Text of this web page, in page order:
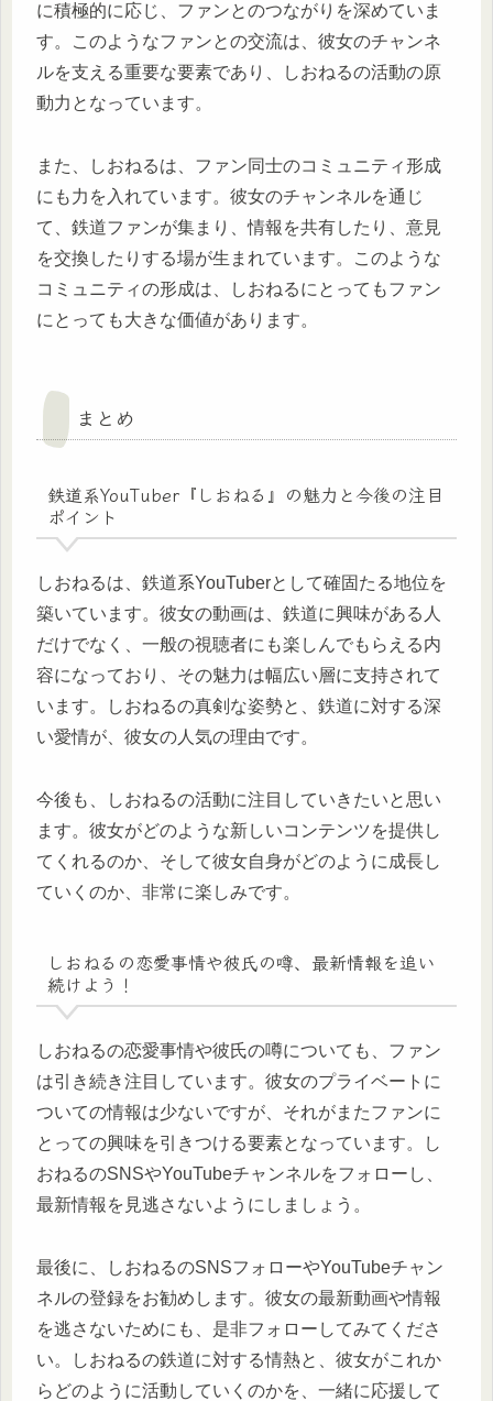
に積極的に応じ、ファンとのつながりを深めていま
す。このようなファンとの交流は、彼女のチャンネ
ルを支える重要な要素であり、しおねるの活動の原
動力となっています。
また、しおねるは、ファン同士のコミュニティ形成
にも力を入れています。彼女のチャンネルを通じ
て、鉄道ファンが集まり、情報を共有したり、意見
を交換したりする場が生まれています。このような
コミュニティの形成は、しおねるにとってもファン
にとっても大きな価値があります。
まとめ
鉄道系YouTuber『しおねる』の魅力と今後の注目
ポイント
しおねるは、鉄道系YouTuberとして確固たる地位を
築いています。彼女の動画は、鉄道に興味がある人
だけでなく、一般の視聴者にも楽しんでもらえる内
容になっており、その魅力は幅広い層に支持されて
います。しおねるの真剣な姿勢と、鉄道に対する深
い愛情が、彼女の人気の理由です。
今後も、しおねるの活動に注目していきたいと思い
ます。彼女がどのような新しいコンテンツを提供し
てくれるのか、そして彼女自身がどのように成長し
ていくのか、非常に楽しみです。
しおねるの恋愛事情や彼氏の噂、最新情報を追い
続けよう！
しおねるの恋愛事情や彼氏の噂についても、ファン
は引き続き注目しています。彼女のプライベートに
ついての情報は少ないですが、それがまたファンに
とっての興味を引きつける要素となっています。し
おねるのSNSやYouTubeチャンネルをフォローし、
最新情報を見逃さないようにしましょう。
最後に、しおねるのSNSフォローやYouTubeチャン
ネルの登録をお勧めします。彼女の最新動画や情報
を逃さないためにも、是非フォローしてみてくださ
い。しおねるの鉄道に対する情熱と、彼女がこれか
らどのように活動していくのかを、一緒に応援して